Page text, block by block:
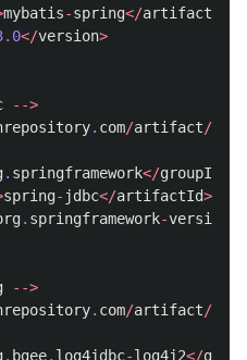
mybatis-spring</artifactId
</version>
-->
. com/artifact/
. springframework</groupId
spring- jdbc</artifactId>
. springframework-version
-->
. com/artifact/
. bgee. log4jdbc-log4j2</